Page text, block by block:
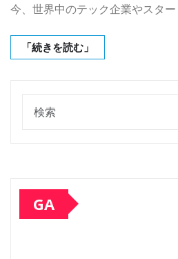
今、世界中のテック企業やスタ
「続きを読む」
GA